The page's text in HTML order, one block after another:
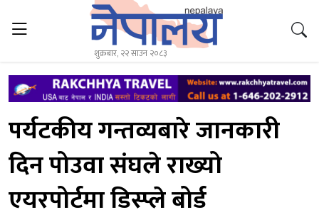
शुक्रबार, २२ साउन २०८३
पर्यटकीय गन्तव्यबारे जानकारी
दिन पोउवा संघले राख्यो
एयरपोर्टमा डिस्प्ले बोर्ड